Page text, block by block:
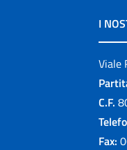
I
Viale
C.F.
Fax: